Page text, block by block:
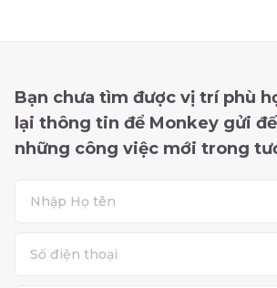
Bạn chưa tìm được vị trí phù
lại thông tin để Monkey gửi
những công việc mới trong